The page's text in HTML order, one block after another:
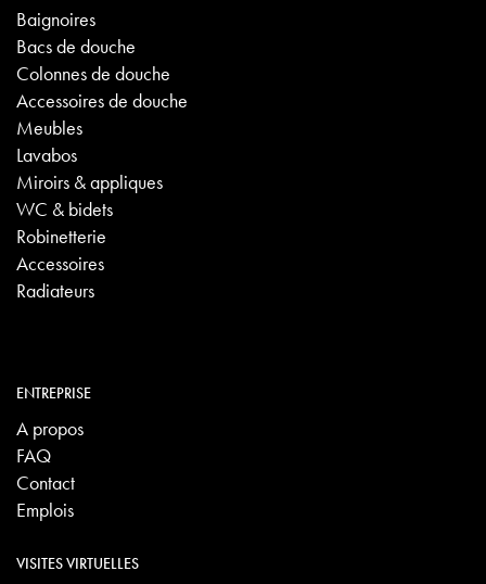
Baignoires
Bacs de douche
Colonnes de douche
Accessoires de douche
Meubles
Lavabos
Miroirs & appliques
WC & bidets
Robinetterie
Accessoires
Radiateurs
ENTREPRISE
A propos
FAQ
Contact
Emplois
VISITES VIRTUELLES